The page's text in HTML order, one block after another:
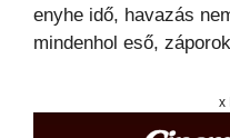
enyhe idő, havazás
mindenhol eső,
x